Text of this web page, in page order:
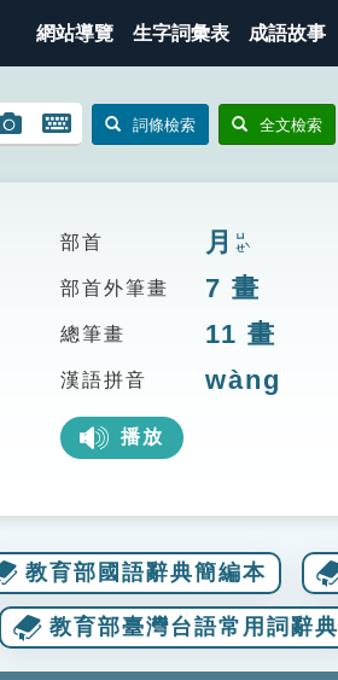
網站導覽 生字詞彙表 成語故事
圖
搜
開
鍵
圖
詞條檢索 全文檢索
部首 月 ㄩㄝˋ
部首外筆畫 7 畫
總筆畫 11 畫
漢語拼音 wàng
播放
教育部國語辭典簡編本
教育部臺灣台語常用詞辭典